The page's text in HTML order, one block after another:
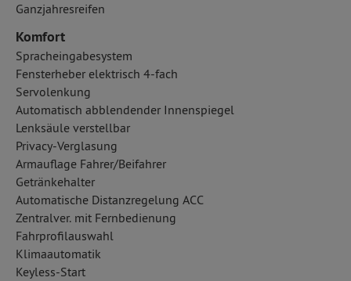
Ganzjahresreifen
Komfort
Spracheingabesystem
Fensterheber elektrisch 4-fach
Servolenkung
Automatisch abblendender Innenspiegel
Lenksäule verstellbar
Privacy-Verglasung
Armauflage Fahrer/Beifahrer
Getränkehalter
Automatische Distanzregelung ACC
Zentralver. mit Fernbedienung
Fahrprofilauswahl
Klimaautomatik
Keyless-Start